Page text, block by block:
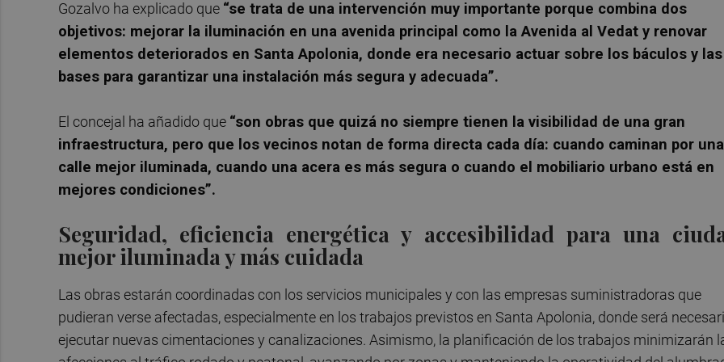
Gozalvo ha explicado que “se trata de una intervención muy importante porque combina dos
objetivos: mejorar la iluminación en una avenida principal como la Avenida al Vedat y renovar
elementos deteriorados en Santa Apolonia, donde era necesario actuar sobre los báculos y las
bases para garantizar una instalación más segura y adecuada”.
El concejal ha añadido que “son obras que quizá no siempre tienen la visibilidad de una gran
infraestructura, pero que los vecinos notan de forma directa cada día: cuando caminan por una
calle mejor iluminada, cuando una acera es más segura o cuando el mobiliario urbano está en
mejores condiciones”.
Seguridad, eficiencia energética y accesibilidad para una
mejor iluminada y más cuidada
Las obras estarán coordinadas con los servicios municipales y con las empresas suministradoras que
pudieran verse afectadas, especialmente en los trabajos previstos en Santa Apolonia, donde será
ejecutar nuevas cimentaciones y canalizaciones. Asimismo, la planificación de los trabajos minimizarán